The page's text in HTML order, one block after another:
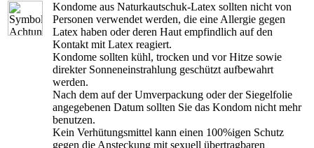
Kondome aus Naturkautschuk-Latex sollten nicht von
Personen verwendet werden, die eine Allergie gegen
Latex haben oder deren Haut empfindlich auf den
Kontakt mit Latex reagiert.
Kondome sollten kühl, trocken und vor Hitze sowie
direkter Sonneneinstrahlung geschützt aufbewahrt
werden.
Nach dem auf der Umverpackung oder der Siegelfolie
angegebenen Datum sollten Sie das Kondom nicht mehr
benutzen.
Kein Verhütungsmittel kann einen 100%igen Schutz
gegen die Ansteckung mit sexuell übertragbaren